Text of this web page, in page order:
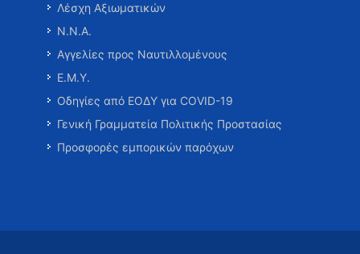
Λέσχη Αξιωματικών
Ν.Ν.Α.
Αγγελίες προς Ναυτιλλομένους
Ε.Μ.Υ.
Οδηγίες από ΕΟΔΥ για COVID-19
Γενική Γραμματεία Πολιτικής Προστασίας
Προσφορές εμπορικών παρόχων